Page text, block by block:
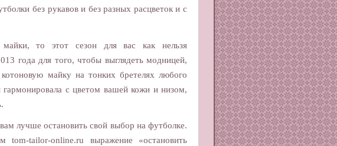
без рукавов и без разных расцветок и с
то этот сезон для вас как нельзя
года для того, чтобы выглядеть модницей,
майку на тонких бретелях любого
гармонировала с цветом вашей кожи и низом,
лучше остановить свой выбор на футболке.
tom-tailor-online.ru выражение «остановить